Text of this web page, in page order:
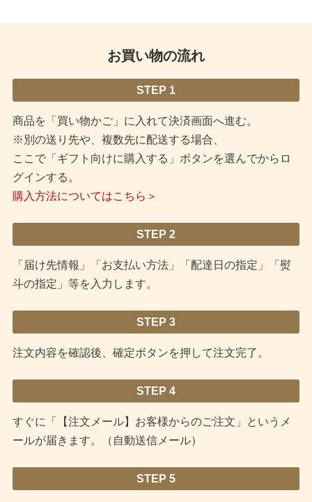
お買い物の流れ
STEP 1
商品を「買い物かご」に入れて決済画面へ進む。
※別の送り先や、複数先に配送する場合、
ここで「ギフト向けに購入する」ボタンを選んでからロ
グインする。
購入方法についてはこちら＞
STEP 2
「届け先情報」「お支払い方法」「配達日の指定」「熨
斗の指定」等を入力します。
STEP 3
注文内容を確認後、確定ボタンを押して注文完了。
STEP 4
すぐに「【注文メール】お客様からのご注文」というメ
ールが届きます。（自動送信メール）
STEP 5